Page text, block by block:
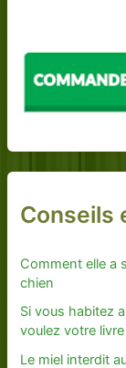
Conseils
Comment elle a
chien
Si vous habitez
voulez votre
Le miel interdit